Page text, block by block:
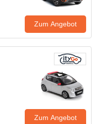
Zum Angebot
Zum Angebot